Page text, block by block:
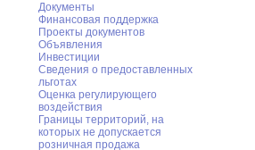
Документы
Финансовая поддержка
Проекты документов
Объявления
Инвестиции
Сведения о предоставленных
льготах
Оценка регулирующего
воздействия
Границы территорий, на
которых не допускается
розничная продажа